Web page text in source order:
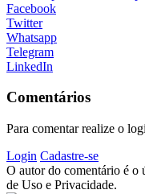
Facebook
Twitter
Whatsapp
Telegram
LinkedIn
Comentários
Para comentar realize o
Login Cadastre-se
O autor do comentário é o
de Uso e Privacidade.